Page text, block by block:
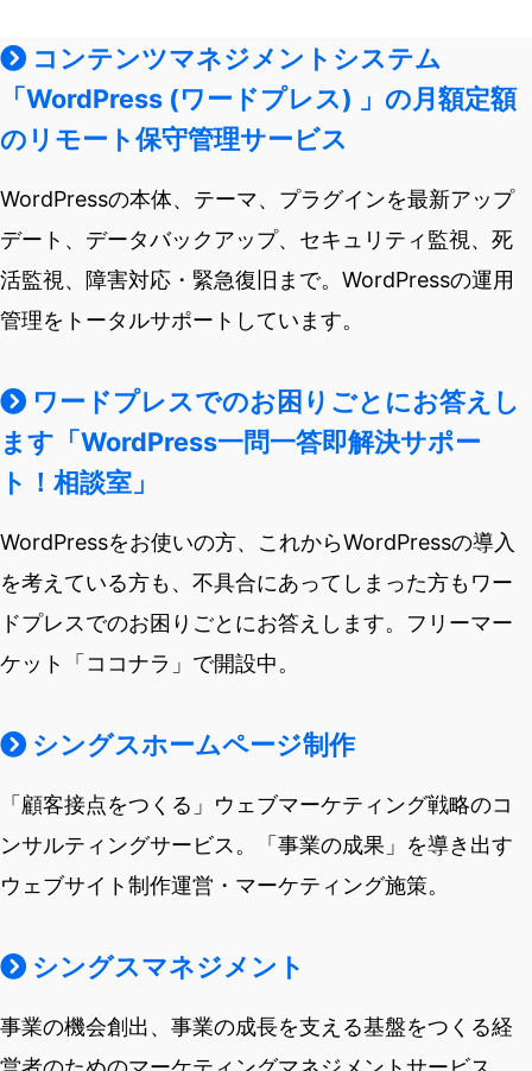
コンテンツマネジメントシステム
「WordPress (ワードプレス) 」の月額定額
のリモート保守管理サービス
WordPressの本体、テーマ、プラグインを最新アップ
デート、データバックアップ、セキュリティ監視、死
活監視、障害対応・緊急復旧まで。WordPressの運用
管理をトータルサポートしています。
ワードプレスでのお困りごとにお答えし
ます「WordPress一問一答即解決サポー
ト！相談室」
WordPressをお使いの方、これからWordPressの導入
を考えている方も、不具合にあってしまった方もワー
ドプレスでのお困りごとにお答えします。フリーマー
ケット「ココナラ」で開設中。
シングスホームページ制作
「顧客接点をつくる」ウェブマーケティング戦略のコ
ンサルティングサービス。「事業の成果」を導き出す
ウェブサイト制作運営・マーケティング施策。
シングスマネジメント
事業の機会創出、事業の成長を支える基盤をつくる経